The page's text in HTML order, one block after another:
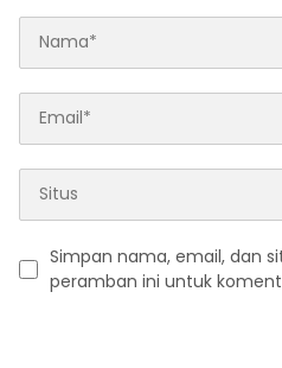
Simpan nama, email, dan
peramban ini untuk